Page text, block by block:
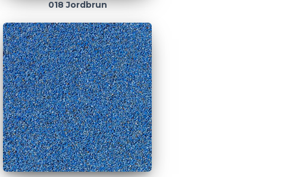
018 Jordbrun